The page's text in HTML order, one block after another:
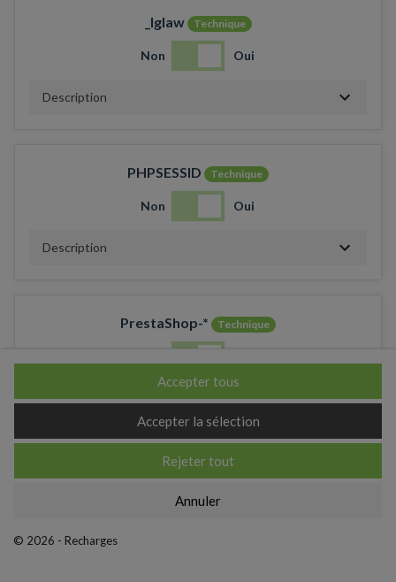
_lglaw Technique
Non Oui
Description
PHPSESSID Technique
Non Oui
Description
PrestaShop-* Technique
Description
Description
Annuler
Rejeter tout
Accepter la sélection
Accepter tous
© 2026 - Recharges